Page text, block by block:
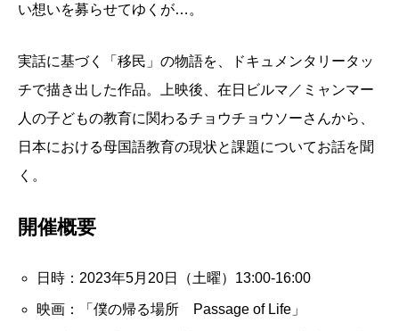
い想いを募らせてゆくが…。
実話に基づく「移民」の物語を、ドキュメンタリータッ
チで描き出した作品。上映後、在日ビルマ／ミャンマー
人の子どもの教育に関わるチョウチョウソーさんから、
日本における母国語教育の現状と課題についてお話を聞
く。
開催概要
日時：2023年5月20日（土曜）13:00-16:00
映画：「僕の帰る場所 Passage of Life」